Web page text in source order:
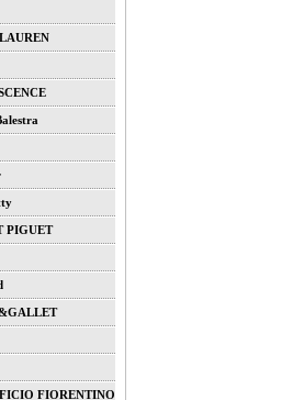
PIGUET
FIORENTINO